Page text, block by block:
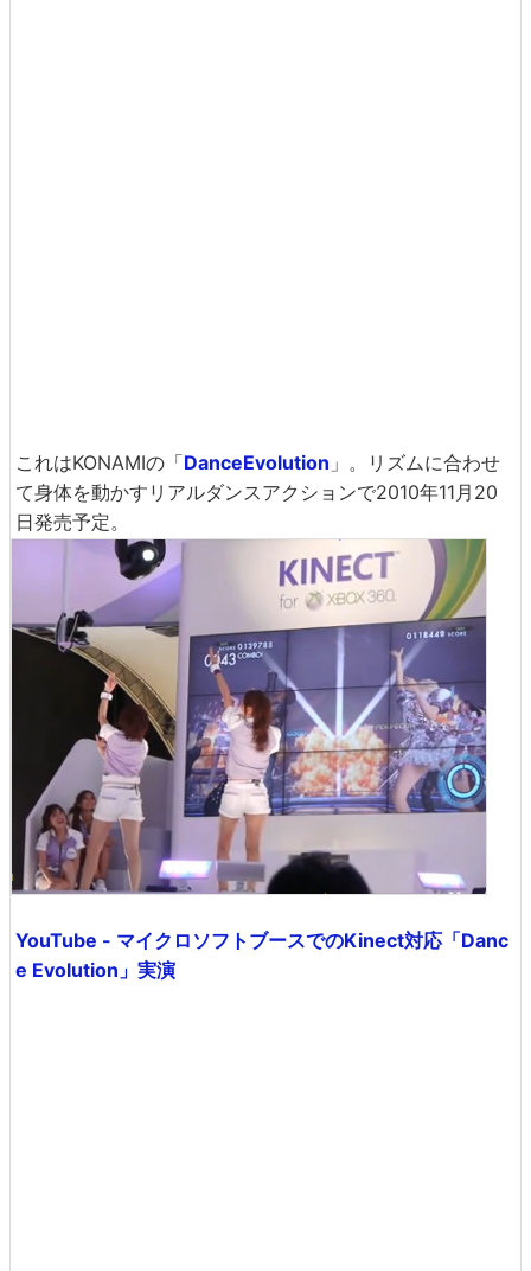
これはKONAMIの「DanceEvolution 」。リズムに合わせ
て身体を動かすリアルダンスアクションで2010年11月20
日発売予定。
YouTube - マイクロソフトブースでのKinect対応「Danc
e Evolution」実演